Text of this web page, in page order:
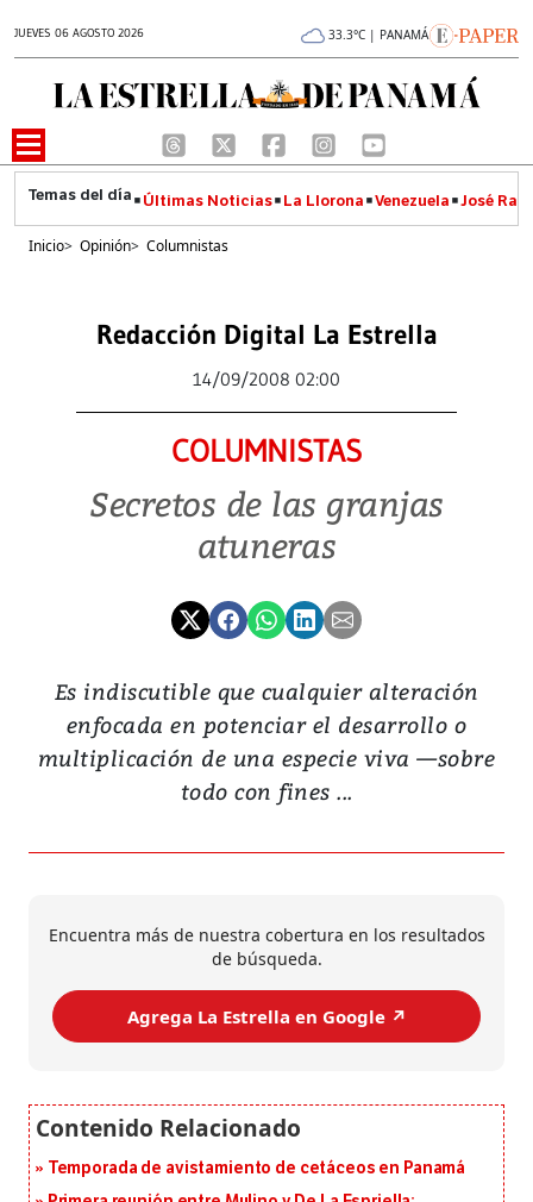
JUEVES 06 AGOSTO 2026 33.3°C | PANAMÁ
Últimas Noticias La Llorona Venezuela José
Inicio> Opinión> Columnistas
Redacción Digital La Estrella
14/09/2008 02:00
COLUMNISTAS
Secretos de las granjas
atuneras
Es indiscutible que cualquier alteración
enfocada en potenciar el desarrollo o
multiplicación de una especie viva —sobre
todo con fines ...
Encuentra más de nuestra cobertura en los resultados
de búsqueda.
Agrega La Estrella en Google ↗️
Temporada de avistamiento de cetáceos en Panamá